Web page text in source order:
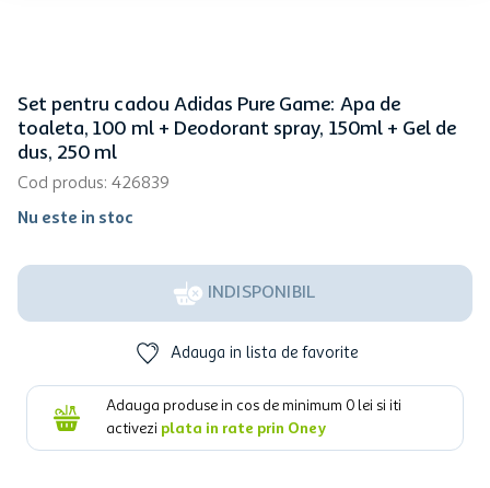
Set pentru cadou Adidas Pure Game: Apa de
toaleta, 100 ml + Deodorant spray, 150ml + Gel de
dus, 250 ml
Cod produs: 426839
Nu este in stoc
INDISPONIBIL
Adauga in lista de favorite
Adauga produse in cos de minimum 0 lei si iti
activezi plata in rate prin Oney